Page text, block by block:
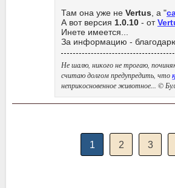
Там она уже не Vertus , а "
А вот версия 1.0.10 - от
Инете имеется...
За информацию -
Не шалю, никого не трогаю,
считаю долгом предупредить, что
неприкосновенное животное... ©
1 2 3